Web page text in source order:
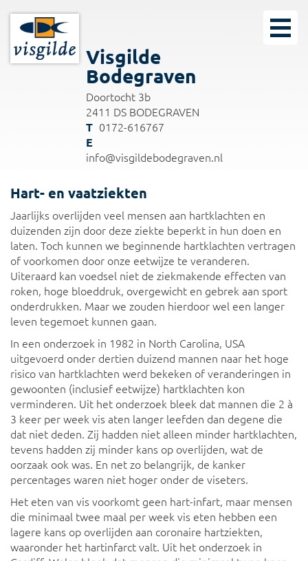
Visgilde
Bodegraven
Doortocht 3b
2411 DS BODEGRAVEN
0172-616767
info@visgildebodegraven.nl
Hart- en vaatziekten
Jaarlijks overlijden veel mensen aan hartklachten en
duizenden zijn door deze ziekte beperkt in hun doen en
laten. Toch kunnen we beginnende hartklachten vertragen
of voorkomen door onze eetwijze te veranderen.
Uiteraard kan voedsel niet de ziekmakende effecten van
roken, hoge bloeddruk, overgewicht en gebrek aan sport
onderdrukken. Maar we zouden hierdoor wel een langer
leven tegemoet kunnen gaan.
In een onderzoek in 1982 in North Carolina, USA
uitgevoerd onder dertien duizend mannen naar het hoge
risico van hartklachten werd bekeken of veranderingen in
gewoonten (inclusief eetwijze) hartklachten kon
verminderen. Uit het onderzoek bleek dat mannen die 2 à
3 keer per week vis aten langer leefden dan degene die
dat niet deden. Zij hadden niet alleen minder hartklachten,
tevens hadden zij minder kans op overlijden, wat de
oorzaak ook was. En net zo belangrijk, de kanker
percentages waren niet hoger onder de viseters.
Het eten van vis voorkomt geen hart-infart, maar mensen
die minimaal twee maal per week vis eten hebben een
lagere kans op overlijden aan coronaire hartziekten,
waaronder het hartinfarct valt. Uit het onderzoek in